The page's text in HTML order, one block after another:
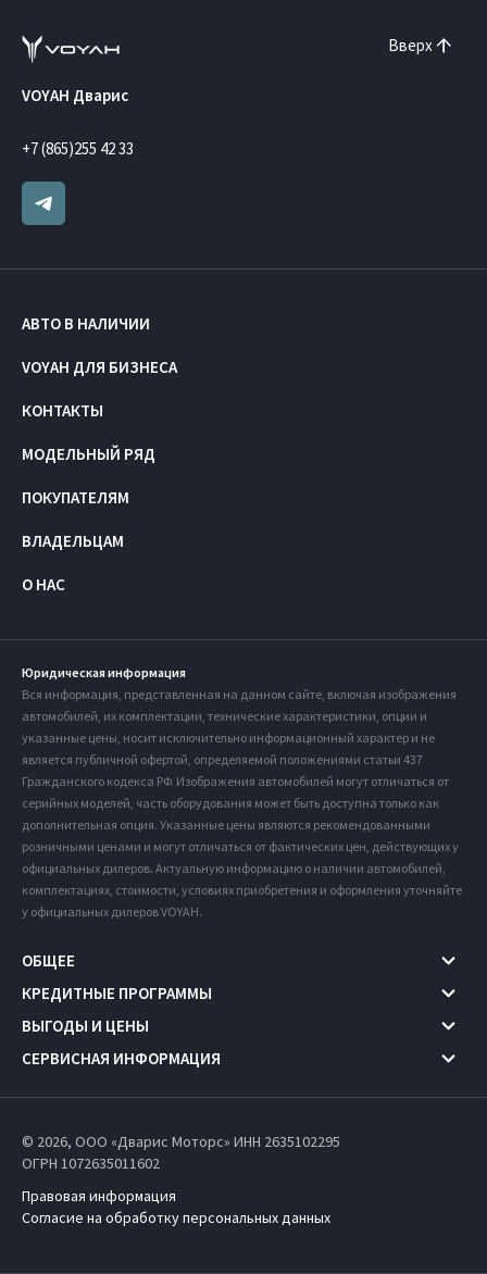
Вверх
VOYAH Дварис
+7 (865)255 42 33
АВТО В НАЛИЧИИ
VOYAH ДЛЯ БИЗНЕСА
КОНТАКТЫ
МОДЕЛЬНЫЙ РЯД
ПОКУПАТЕЛЯМ
ВЛАДЕЛЬЦАМ
О НАС
Юридическая информация
Вся информация, представленная на данном сайте, включая изображения
автомобилей, их комплектации, технические характеристики, опции и
указанные цены, носит исключительно информационный характер и не
является публичной офертой, определяемой положениями статьи 437
Гражданского кодекса РФ. Изображения автомобилей могут отличаться от
серийных моделей, часть оборудования может быть доступна только как
дополнительная опция. Указанные цены являются рекомендованными
розничными ценами и могут отличаться от фактических цен, действующих у
официальных дилеров. Актуальную информацию о наличии автомобилей,
комплектациях, стоимости, условиях приобретения и оформления уточняйте
у официальных дилеров VOYAH.
ОБЩЕЕ
КРЕДИТНЫЕ ПРОГРАММЫ
ВЫГОДЫ И ЦЕНЫ
СЕРВИСНАЯ ИНФОРМАЦИЯ
© 2026, ООО «Дварис Моторс» ИНН 2635102295
ОГРН 1072635011602
Правовая информация
Согласие на обработку персональных данных